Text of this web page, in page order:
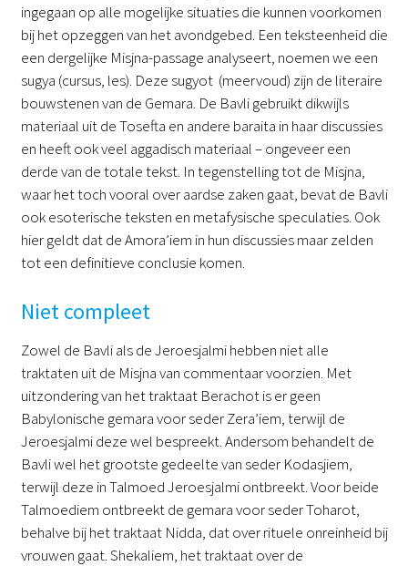
ingegaan op alle mogelijke situaties die kunnen voorkomen
bij het opzeggen van het avondgebed. Een teksteenheid die
een dergelijke Misjna-passage analyseert, noemen we een
sugya (cursus, les). Deze sugyot (meervoud) zijn de literaire
bouwstenen van de Gemara. De Bavli gebruikt dikwijls
materiaal uit de Tosefta en andere baraita in haar discussies
en heeft ook veel aggadisch materiaal – ongeveer een
derde van de totale tekst. In tegenstelling tot de Misjna,
waar het toch vooral over aardse zaken gaat, bevat de Bavli
ook esoterische teksten en metafysische speculaties. Ook
hier geldt dat de Amora’iem in hun discussies maar zelden
tot een definitieve conclusie komen.
Niet compleet
Zowel de Bavli als de Jeroesjalmi hebben niet alle
traktaten uit de Misjna van commentaar voorzien. Met
uitzondering van het traktaat Berachot is er geen
Babylonische gemara voor seder Zera’iem, terwijl de
Jeroesjalmi deze wel bespreekt. Andersom behandelt de
Bavli wel het grootste gedeelte van seder Kodasjiem,
terwijl deze in Talmoed Jeroesjalmi ontbreekt. Voor beide
Talmoediem ontbreekt de gemara voor seder Toharot,
behalve bij het traktaat Nidda, dat over rituele onreinheid bij
vrouwen gaat. Shekaliem, het traktaat over de